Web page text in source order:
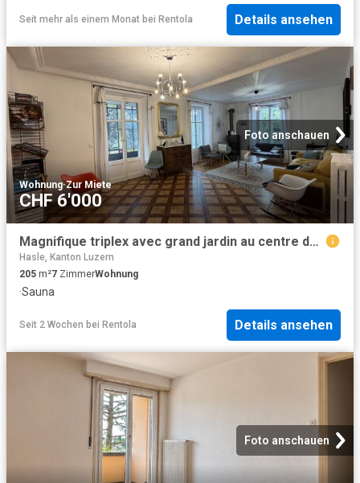
Seit mehr als einem Monat bei Rentola Details ansehen
Foto anschauen
Wohnung·Zur Miete
CHF 6'000
Magnifique triplex avec grand jardin au centre de Lausanne CH 1004 Lausanne, Avenue de France 62 CHF 6'000. /mois + ch
Hasle, Kanton Luzern
205 m²7 ZimmerWohnung
·Sauna
Seit 2 Wochen bei Rentola Details ansehen
Foto anschauen